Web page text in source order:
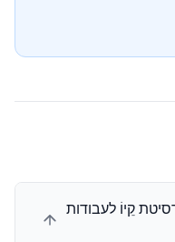
קֵיוֹ לעבודות